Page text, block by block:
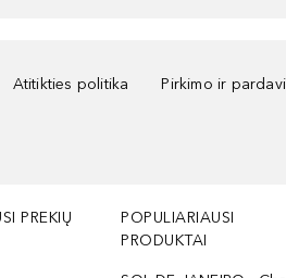
Atitikties politika Pirkimo ir
PREKIŲ
POPULIARIAUSI
PRODUKTAI